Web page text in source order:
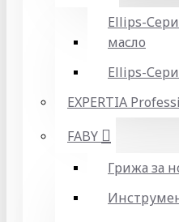
Ellips-
масло
Ellips-
EXPERTIA
FABY
Грижа за